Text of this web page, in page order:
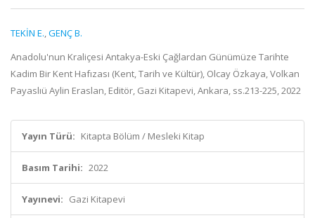
TEKİN E.,GENÇ B.
Anadolu'nun Kraliçesi Antakya-Eski Çağlardan Günümüze Tarihte
Kadim Bir Kent Hafızası (Kent, Tarih ve Kültür), Olcay Özkaya, Volkan
Payaslıü Aylin Eraslan, Editör, Gazi Kitapevi, Ankara, ss.213-225, 2022
Yayın Türü: Kitapta Bölüm / Mesleki Kitap
Basım Tarihi: 2022
Yayınevi: Gazi Kitapevi